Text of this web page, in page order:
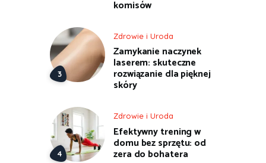
komisów
Zdrowie i Uroda
Zamykanie naczynek
laserem: skuteczne
rozwiązanie dla pięknej
skóry
Zdrowie i Uroda
Efektywny trening w
domu bez sprzętu: od
zera do bohatera